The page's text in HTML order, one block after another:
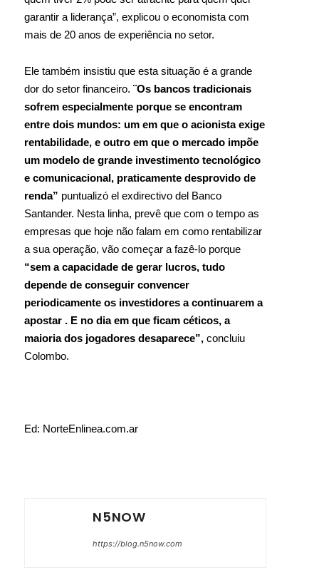
garantir a liderança”, explicou o economista com
mais de 20 anos de experiência no setor.
Ele também insistiu que esta situação é a grande
dor do setor financeiro. ¨Os bancos tradicionais
sofrem especialmente porque se encontram
entre dois mundos: um em que o acionista exige
rentabilidade, e outro em que o mercado impõe
um modelo de grande investimento tecnológico
e comunicacional, praticamente desprovido de
renda” puntualizó el exdirectivo del Banco
Santander. Nesta linha, prevê que com o tempo as
empresas que hoje não falam em como rentabilizar
a sua operação, vão começar a fazê-lo porque
“sem a capacidade de gerar lucros, tudo
depende de conseguir convencer
periodicamente os investidores a continuarem a
apostar . E no dia em que ficam céticos, a
maioria dos jogadores desaparece”, concluiu
Colombo.
Ed: NorteEnlinea.com.ar
N5NOW
https://blog.n5now.com